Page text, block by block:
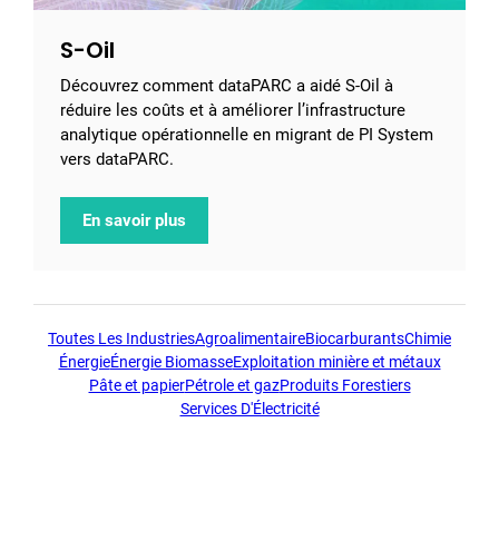
S-Oil
Découvrez comment dataPARC a aidé S-Oil à
réduire les coûts et à améliorer l’infrastructure
analytique opérationnelle en migrant de PI System
vers dataPARC.
En savoir plus
Toutes Les IndustriesAgroalimentaireBiocarburantsChimie
ÉnergieÉnergie BiomasseExploitation minière et métaux
Pâte et papierPétrole et gazProduits Forestiers
Services D'Électricité